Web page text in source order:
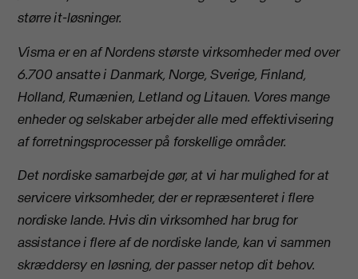
større it-løsninger.
Visma er en af Nordens største virksomheder med over
6.700 ansatte i Danmark, Norge, Sverige, Finland,
Holland, Rumænien, Letland og Litauen. Vores mange
enheder og selskaber arbejder alle med effektivisering
af forretningsprocesser på forskellige områder.
Det nordiske samarbejde gør, at vi har mulighed for at
servicere virksomheder, der er repræsenteret i flere
nordiske lande. Hvis din virksomhed har brug for
assistance i flere af de nordiske lande, kan vi sammen
skræddersy en løsning, der passer netop dit behov.